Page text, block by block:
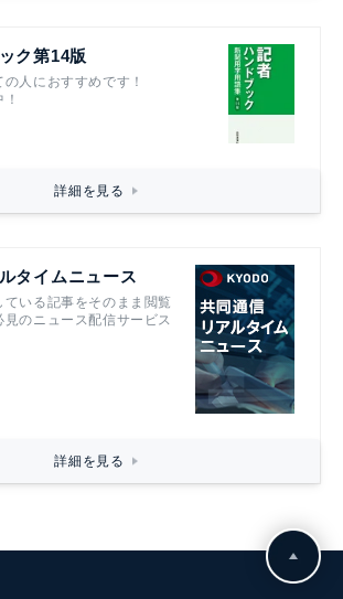
ク第14版
人におすすめです！
詳細を見る
タイムニュース
ている記事をそのまま閲覧
のニュース配信サービス
詳細を見る